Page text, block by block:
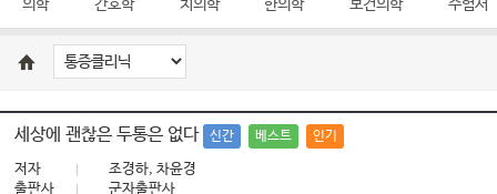
의학 간호학 치의학 한의학 보건의학 수험서
세상에 괜찮은 두통은 없다 신간 베스트 인기
저자
조경하, 차윤경
출판사
군자출판사